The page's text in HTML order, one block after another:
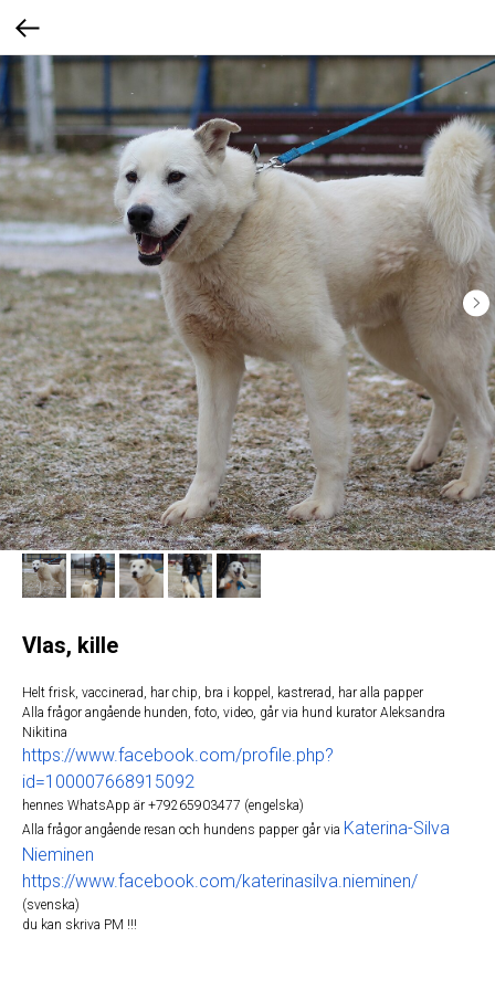
Vlas, kille
Helt frisk, vaccinerad, har chip, bra i koppel, kastrerad, har alla papper
Alla frågor angående hunden, foto, video, går via hund kurator Aleksandra
Nikitina
https://www.facebook.com/profile.php?
id=100007668915092
hennes WhatsApp är +79265903477 (engelska)
Alla frågor angående resan och hundens papper går via Katerina-Silva
Nieminen
https://www.facebook.com/katerinasilva.nieminen/
(svenska)
du kan skriva PM !!!